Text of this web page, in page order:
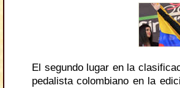
El segundo lugar en la
pedalista colombiano en la